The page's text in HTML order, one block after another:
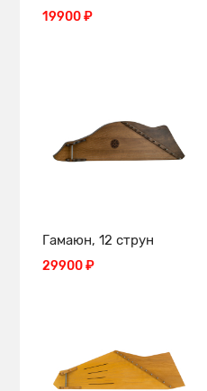
19900 ₽
Гамаюн, 12 струн
29900 ₽